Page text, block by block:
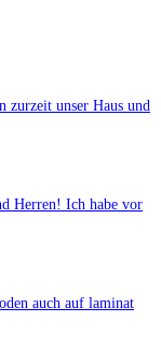
unser Haus und
Herren! Ich habe vor
auch auf laminat